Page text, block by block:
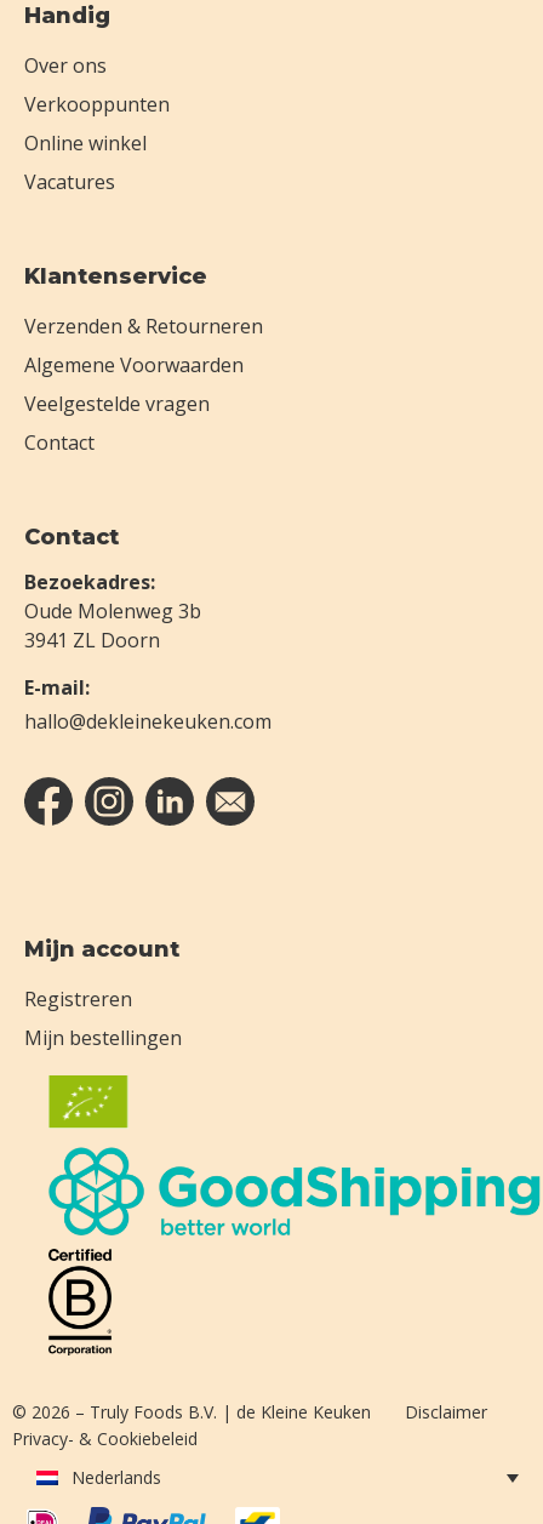
Handig
Over ons
Verkooppunten
Online winkel
Vacatures
Klantenservice
Verzenden & Retourneren
Algemene Voorwaarden
Veelgestelde vragen
Contact
Contact
Bezoekadres:
Oude Molenweg 3b
3941 ZL Doorn
E-mail:
hallo@dekleinekeuken.com
Mijn account
Registreren
Mijn bestellingen
© 2026 – Truly Foods B.V. | de Kleine Keuken Disclaimer
Privacy- & Cookiebeleid
Nederlands